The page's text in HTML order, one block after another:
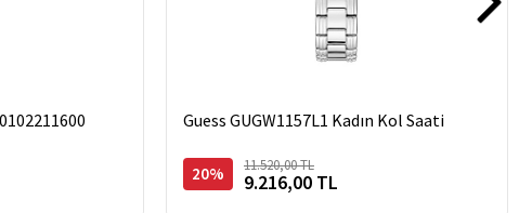
Guess GUGW1157L1 Kadın Kol Saati
20% 11.520,00 TL
9.216,00 TL